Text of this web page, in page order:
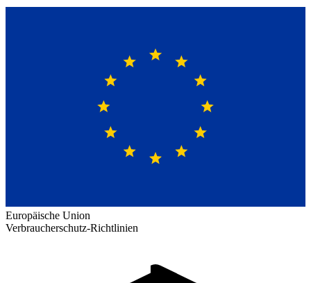
Europäische Union
Verbraucherschutz-Richtlinien